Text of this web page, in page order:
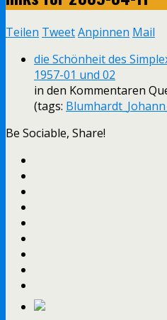
Teilen TweetAnpinnen Mail
die Schönheit des
1957-01 und 02
in den Kommentaren
(tags:
Be Sociable, Share!